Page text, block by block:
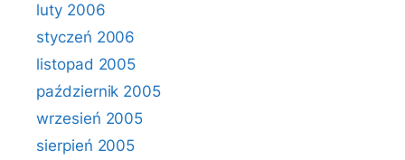
luty 2006
styczeń 2006
listopad 2005
październik 2005
wrzesień 2005
sierpień 2005